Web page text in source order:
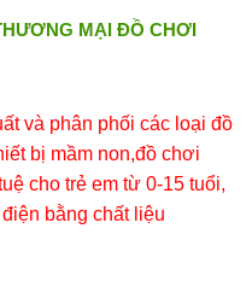
MẠI ĐỒ CHƠI
và phân phối các loại đồ
bị mầm non,đồ chơi
cho trẻ em từ 0-15 tuổi,
bằng chất liệu